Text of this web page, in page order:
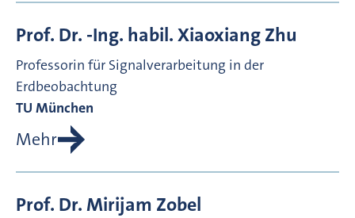
Prof. Dr. -Ing. habil.XiaoxiangZhu
Professorin für Signalverarbeitung in der
Erdbeobachtung
TU München
Mehr
Prof. Dr.Mirijam Zobel